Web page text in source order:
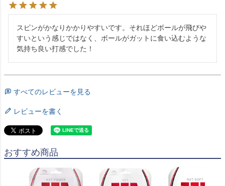
スピンがかなりかかりやすいです。それほどボールが飛びや
すいという感じではなく、ボールがガットに食い込むような
気持ち良い打感でした！
すべてのレビューを見る
レビューを書く
おすすめ商品